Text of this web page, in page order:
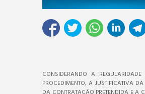
CONSIDERANDO A REGULARIDADE
PROCEDIMENTO, A JUSTIFICATIVA